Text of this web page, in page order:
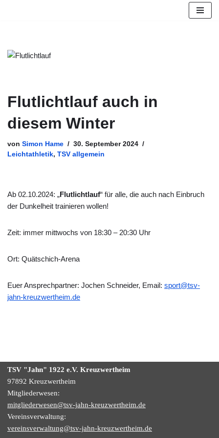
springen
Flutlichtlauf auch in
diesem Winter
von Simon Hame
30. September 2024
Leichtathletik, TSV allgemein
Ab 02.10.2024: „Flutlichtlauf“ für alle, die auch nach Einbruch
der Dunkelheit trainieren wollen!
Zeit: immer mittwochs von 18:30 – 20:30 Uhr
Ort: Quätschich-Arena
Euer Ansprechpartner: Jochen Schneider, Email: sport@tsv-
jahn-kreuzwertheim.de
TSV "Jahn" 1922 e.V. Kreuzwertheim
97892 Kreuzwertheim
Mitgliederwesen:
mitgliederwesen@tsv-jahn-kreuzwertheim.de
Vereinsverwaltung:
vereinsverwaltung@tsv-jahn-kreuzwertheim.de